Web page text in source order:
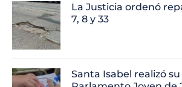
La Justicia ordenó
7, 8 y 33
Santa Isabel realizó